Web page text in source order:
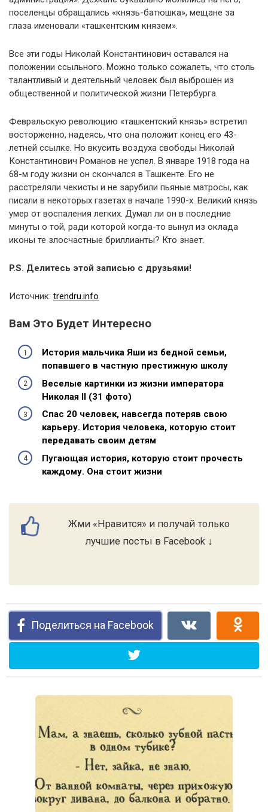
поселенцы обращались «князь-батюшка», мещане за
глаза именовали «ташкентским князем».
Все эти годы Николай Константинович оставался на
положении ссыльного. Можно только сожалеть, что столь
талантливый и деятельный человек был выброшен из
общественной и политической жизни Петербурга.
Февральскую революцию «ташкентский князь» встретил
восторженно, надеясь, что она положит конец его 43-
летней ссылке. Но вкусить воздуха свободы Николай
Константинович Романов не успел. В январе 1918 года на
68-м году жизни он скончался в Ташкенте. Его не
расстреляли чекисты и не зарубили пьяные матросы, как
писали в некоторых газетах в начале 1990-х. Великий князь
умер от воспаления легких. Думал ли он в последние
минуты о той, ради которой когда-то вынул из оклада
иконы те злосчастные бриллианты? Кто знает.
P.S. Делитесь этой записью с друзьями!
Источник: trendru.info
Вам Это Будет Интересно
История мальчика Яши из бедной семьи,
попавшего в частную престижную школу
Веселые картинки из жизни императора
Николая II (31 фото)
Спас 20 человек, навсегда потеряв свою
карьеру. История человека, которую стоит
передавать своим детям
Пугающая история, которую стоит прочесть
каждому. Она стоит жизни
Жми «Нравится» и получай только
лучшие посты в Facebook ↓
Поделиться на Facebook